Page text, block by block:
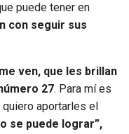
puede tener en
con seguir sus
ven, que les brillan
27. Para mí es
aportarles el
se puede lograr”,